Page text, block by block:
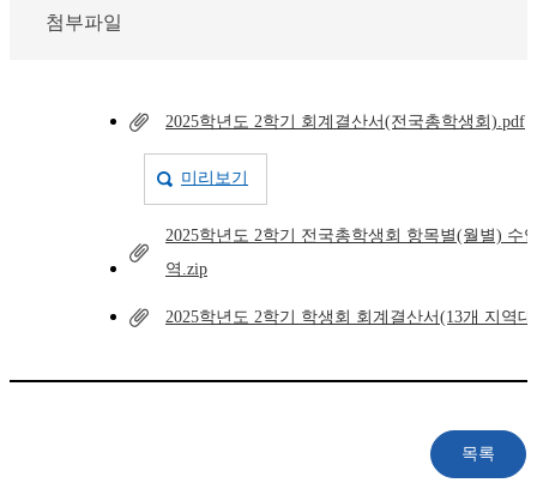
첨부파일
2025학년도 2학기 회계결산서(전국총학생회).pdf
미리보기
2025학년도 2학기 전국총학생회 항목별(월별) 수
역.zip
2025학년도 2학기 학생회 회계결산서(13개 지역